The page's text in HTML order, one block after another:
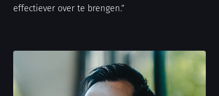
effectiever over te brengen.”